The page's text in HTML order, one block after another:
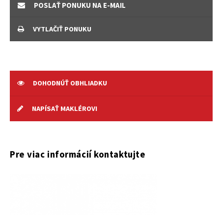
POSLAŤ PONUKU NA E-MAIL
VYTLAČIŤ PONUKU
DOHODNÚŤ OBHLIADKU
NAPÍSAŤ MAKLÉROVI
Pre viac informácií kontaktujte